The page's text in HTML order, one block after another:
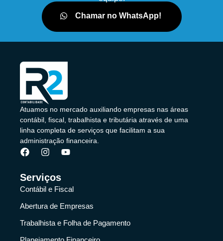
Chamar no WhatsApp!
Atuamos no mercado auxiliando empresas nas áreas
contábil, fiscal, trabalhista e tributária através de uma
linha completa de serviços que facilitam a sua
administração financeira.
Serviços
Contábil e Fiscal
Abertura de Empresas
Trabalhista e Folha de Pagamento